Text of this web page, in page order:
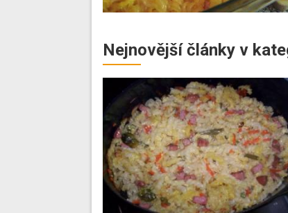
Nejnovější články v